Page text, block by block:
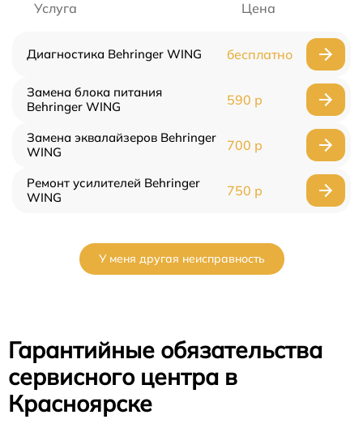
Услуга Цена
Диагностика Behringer WING бесплатно
Замена блока питания
Behringer WING
590 р
Замена эквалайзеров Behringer
WING
700 р
Ремонт усилителей Behringer
WING
750 р
У меня другая неисправность
Гарантийные обязательства
сервисного центра в
Красноярске